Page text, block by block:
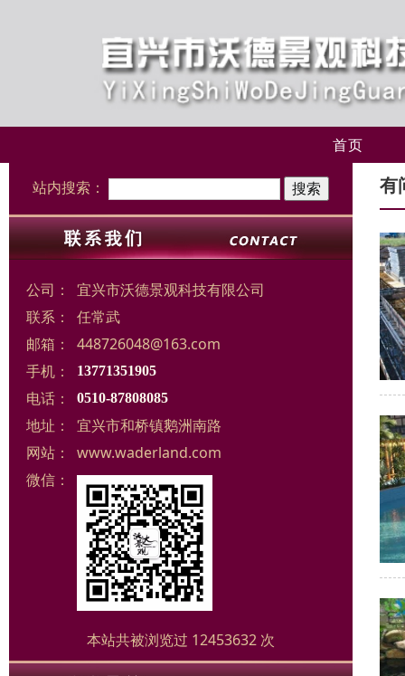
首页
站内搜索：
公司：
宜兴市沃德景观科技有限公司
联系：
任常武
邮箱：
448726048@163.com
手机：
13771351905
电话： 0510-87808085
地址：
宜兴市和桥镇鹅洲南路
网站：
www.waderland.com
微信：
本站共被浏览过 12453632 次
有